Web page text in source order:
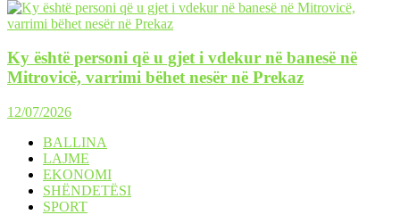
Ky është personi që u gjet i vdekur në banesë në
Mitrovicë, varrimi bëhet nesër në Prekaz
12/07/2026
BALLINA
LAJME
EKONOMI
SHËNDETËSI
SPORT